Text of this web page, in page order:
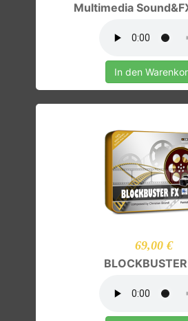
Multimedia
In den
69,00 €